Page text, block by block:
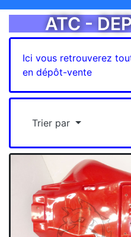
ATC -
Ici vous retrouverez
en dépôt-vente
Trier par